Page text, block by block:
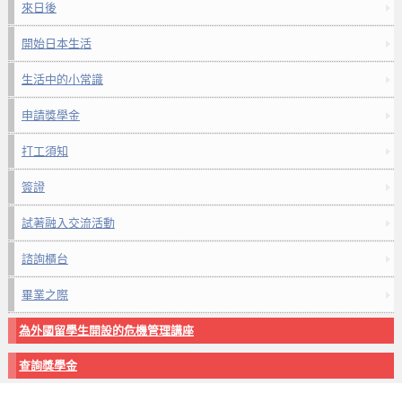
來日後
開始日本生活
生活中的小常識
申請獎學金
打工須知
簽證
試著融入交流活動
諮詢櫃台
畢業之際
為外國留學生開設的危機管理講座
查詢獎學金